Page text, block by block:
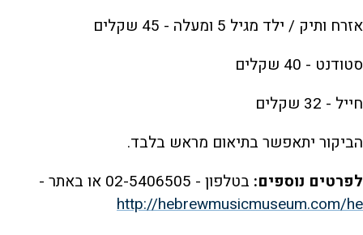
אזרח ותיק / ילד מגיל 5 ומעלה - 45 שקלים
סטודנט - 40 שקלים
חייל - 32 שקלים
הביקור יתאפשר בתיאום מראש בלבד.
לפרטים נוספים: בטלפון - 02-5406505 או באתר -
http://hebrewmusicmuseum.com/he